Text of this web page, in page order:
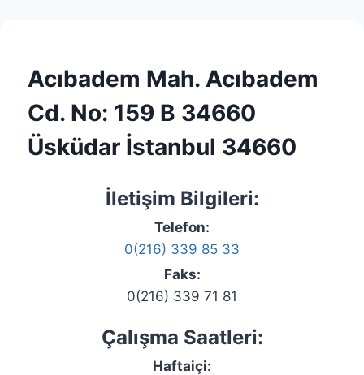
Acıbadem Mah. Acıbadem
Cd. No: 159 B 34660
Üsküdar İstanbul 34660
İletişim Bilgileri:
Telefon:
0(216) 339 85 33
Faks:
0(216) 339 71 81
Çalışma Saatleri:
Haftaiçi: